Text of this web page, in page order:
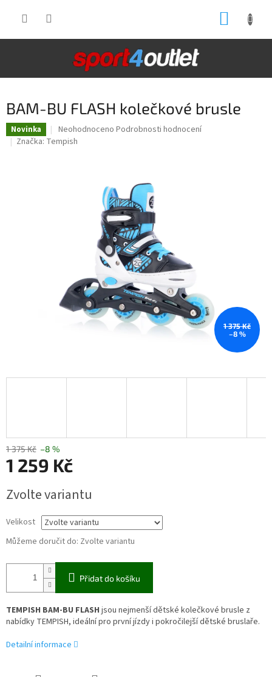
BAM-BU FLASH kolečkové brusle
Novinka
Průměrné
hodnocení
Neohodnoceno Podrobnosti hodnocení
Značka: Tempish
1 375 Kč
–8 %
1 375 Kč –8 %
1 259 Kč
cena:
Zvolte variantu
Velikost
Můžeme doručit do: Zvolte variantu
Přidat do košíku
TEMPISH BAM-BU FLASH jsou nejmenší dětské kolečkové brusle z
nabídky TEMPISH, ideální pro první jízdy i pokročilejší dětské bruslaře.
Detailní informace